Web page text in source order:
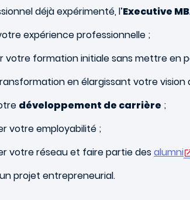
déjà expérimenté, l’Executive
expérience professionnelle ;
votre formation initiale sans mettre en
en élargissant votre vision
développement de carrière ;
votre employabilité ;
votre réseau et faire partie desalumni
projet entrepreneurial.